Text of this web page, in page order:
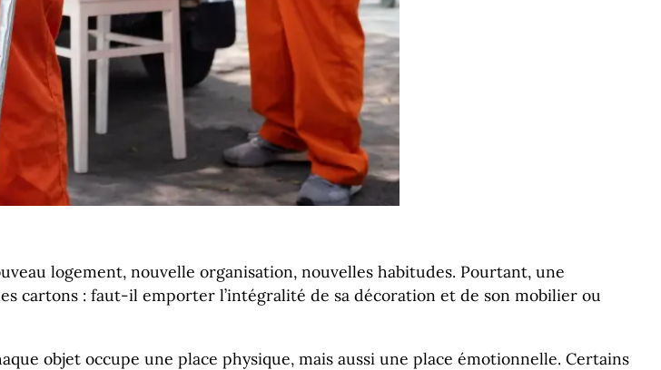
logement, nouvelle organisation, nouvelles habitudes. Pourtant, une
cartons : faut-il emporter l’intégralité de sa décoration et de son mobilier ou
objet occupe une place physique, mais aussi une place émotionnelle. Certains